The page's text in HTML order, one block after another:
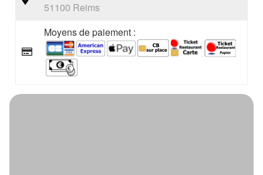
51100 Reims
Moyens de paiement :